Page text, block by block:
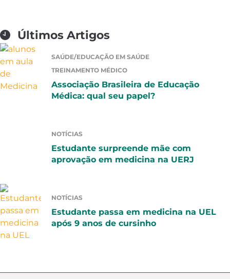
Últimos Artigos
SAÚDE/EDUCAÇÃO EM SAÚDE
TREINAMENTO MÉDICO
Associação Brasileira de Educação
Médica: qual seu papel?
NOTÍCIAS
Estudante surpreende mãe com
aprovação em medicina na UERJ
NOTÍCIAS
Estudante passa em medicina na UEL
após 9 anos de cursinho